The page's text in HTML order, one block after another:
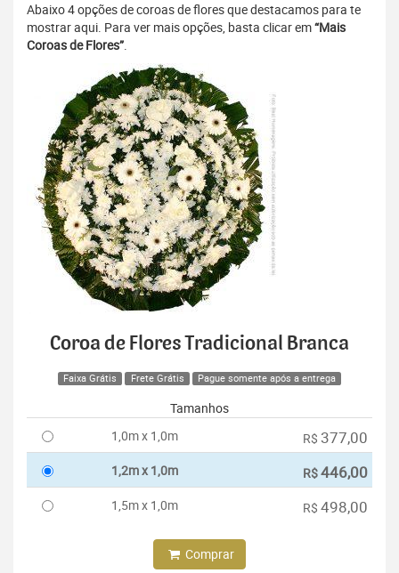
Abaixo 4 opções de coroas de flores que destacamos para te
mostrar aqui. Para ver mais opções, basta clicar em“Mais
Coroas de Flores”.
Coroa de Flores Tradicional Branca
Faixa Grátis Frete Grátis Pague somente após a entrega
Tamanhos
1,0m x 1,0m
R$ 377,00
1,2m x 1,0m R$446,00
1,5m x 1,0m R$ 498,00
Comprar